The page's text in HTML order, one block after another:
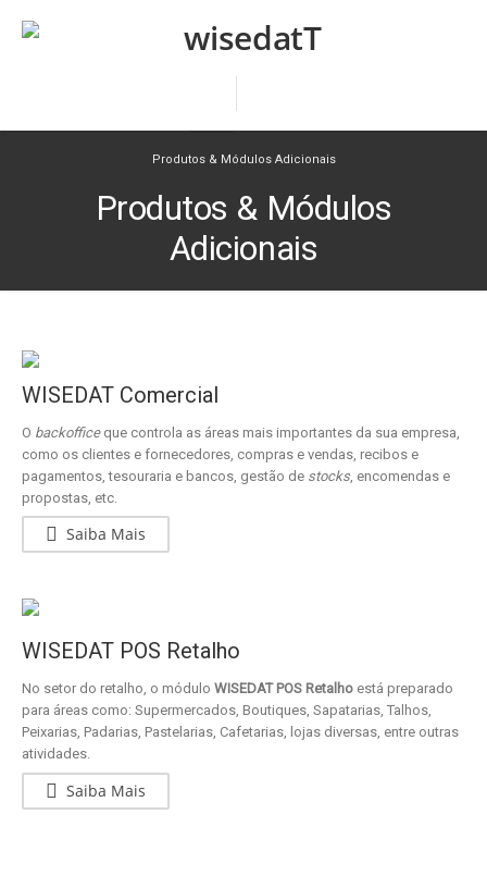
Produtos & Módulos Adicionais
Produtos & Módulos
Adicionais
WISEDAT Comercial
O backofficeque controla as áreas mais importantes da sua empresa,
como os clientes e fornecedores, compras e vendas, recibos e
pagamentos, tesouraria e bancos, gestão de stocks, encomendas e
propostas, etc.
Saiba Mais
WISEDAT POS Retalho
No setor do retalho, o módulo WISEDAT POS Retalho está preparado
para áreas como: Supermercados, Boutiques, Sapatarias, Talhos,
Peixarias, Padarias, Pastelarias, Cafetarias, lojas diversas, entre outras
atividades.
Saiba Mais